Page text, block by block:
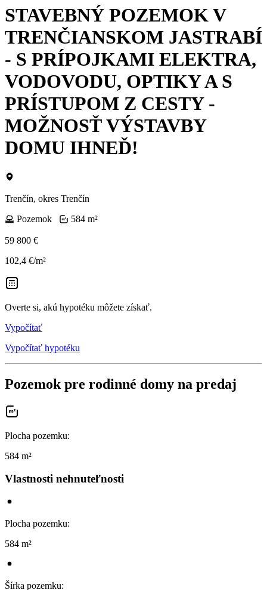
STAVEBNÝ POZEMOK V
TRENČIANSKOM JASTRABÍ
- S PRÍPOJKAMI ELEKTRA,
VODOVODU, OPTIKY A S
PRÍSTUPOM Z CESTY -
MOŽNOSŤ VÝSTAVBY
DOMU IHNEĎ!
Trenčín, okres Trenčín
Pozemok
584 m²
59 800 €
102,4 €/m²
Overte si, akú hypotéku môžete získať.
Vypočítať
Vypočítať hypotéku
Pozemok pre rodinné domy na predaj
Plocha pozemku:
584 m²
Vlastnosti nehnuteľnosti
Plocha pozemku:
584 m²
Šírka pozemku: